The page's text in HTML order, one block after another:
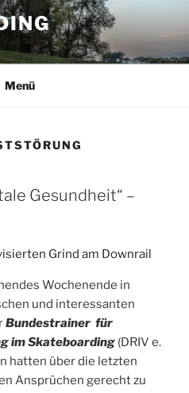
Menü
Gesundheit“ –
Wochenende in
und interessanten
Bundestrainer für
im Skateboarding(DRIV e.
hatten über die letzten
Ansprüchen gerecht zu